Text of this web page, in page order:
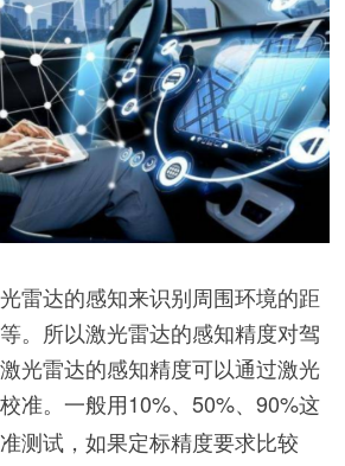
雷达的感知来识别周围环境的距
。所以激光雷达的感知精度对驾
光雷达的感知精度可以通过激光
准。一般用10%、50%、90%这
测试，如果定标精度要求比较